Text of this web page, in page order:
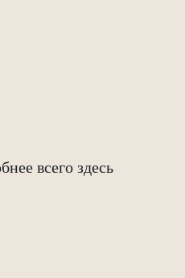
всего здесь